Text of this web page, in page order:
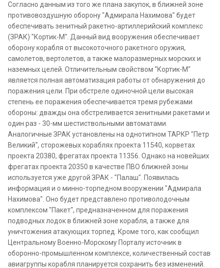
Согласно данным из того же плана закупок, в ближней зоне
противовоздушную оборону "Адмирала Нахимова" будет
обеспечивать зенитный ракетно-артиллерийский комплекс
(ЗРАК) "Кортик-М". Данный вид вооружения обеспечивает
оборону корабля от высокоточного ракетного оружия,
самолетов, вертолетов, а также малоразмерных морских и
наземных целей. Отличительным свойством "Кортик-М"
является полная автоматизация работы от обнаружения до
поражения цели. При обстреле одиночной цели высокая
степень ее поражения обеспечивается тремя рубежами
обороны: дважды она обстреливается зенитными ракетами и
один раз - 30-мм шестиствольными автоматами.
Аналогичные ЗРАК установлены на однотипном ТАРКР "Петр
Великий", сторожевых кораблях проекта 11540, корветах
проекта 20380, фрегатах проекта 11356. Однако на новейших
фрегатах проекта 20350 в качестве ПВО ближней зоны
используется уже другой ЗРАК - "Палаш". Появилась
информация и о минно-торпедном вооружении "Адмирала
Нахимова". Оно будет представлено противолодочным
комплексом "Пакет", предназначенном для поражения
подводных лодок в ближней зоне корабля, а также для
уничтожения атакующих торпед. Кроме того, как сообщил
Центральному Военно-Морскому Порталу источник в
оборонно-промышленном комплексе, количественный состав
авиагруппы корабля планируется сохранить без изменений.